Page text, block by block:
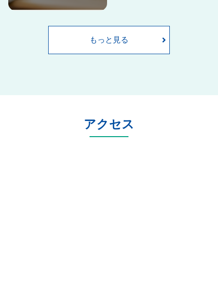
めに就業規則や雇用契約書の内
る助成金情報をいち早く収集
し、貴社で使える助成金をご提
もっと見る
アクセス